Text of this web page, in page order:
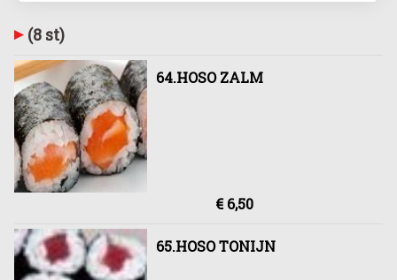
(8 st)
64.HOSO ZALM
€ 6,50
65.HOSO TONIJN